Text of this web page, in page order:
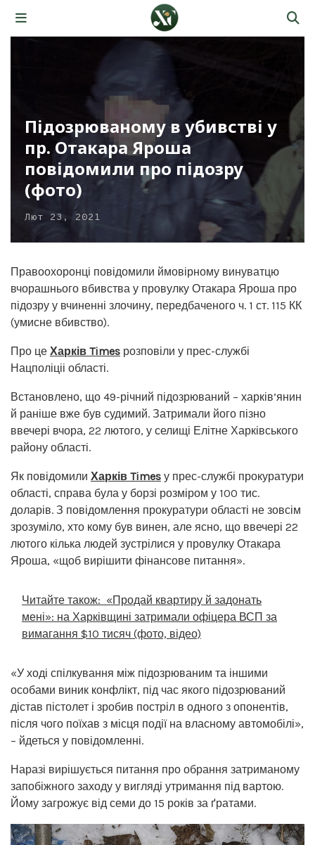
Підозрюваному в убивстві у
пр. Отакара Яроша
повідомили про підозру
(фото)
Лют 23, 2021
Правоохоронці повідомили ймовірному винуватцю
вчорашнього вбивства у провулку Отакара Яроша про
підозру у вчиненні злочину, передбаченого ч. 1 ст. 115 КК
(умисне вбивство).
Про це Харків Times розповіли у прес-службі
Нацполіціі області.
Встановлено, що 49-річний підозрюваний – харків’янин
й раніше вже був судимий. Затримали його пізно
ввечері вчора, 22 лютого, у селищі Елітне Харківського
району області.
Як повідомили Харків Times у прес-службі прокуратури
області, справа була у борзі розміром у 100 тис.
доларів. З повідомлення прокуратури області не зовсім
зрозуміло, хто кому був винен, але ясно, що ввечері 22
лютого кілька людей зустрілися у провулку Отакара
Яроша, «щоб вирішити фінансове питання».
Читайте також: «Продай квартиру й задонать
мені»: на Харківщині затримали офіцера ВСП за
вимагання $10 тисяч (фото, відео)
«У ході спілкування між підозрюваним та іншими
особами виник конфлікт, під час якого підозрюваний
дістав пістолет і зробив постріл в одного з опонентів,
після чого поїхав з місця події на власному автомобілі»,
– йдеться у повідомленні.
Наразі вирішується питання про обрання затриманому
запобіжного заходу у вигляді утримання під вартою.
Йому загрожує від семи до 15 років за ґратами.